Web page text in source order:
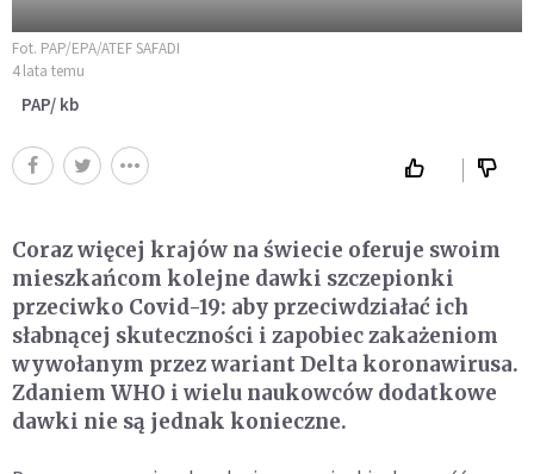
Fot. PAP/EPA/ATEF SAFADI
4 lata temu
PAP/ kb
Coraz więcej krajów na świecie oferuje swoim
mieszkańcom kolejne dawki szczepionki
przeciwko Covid-19: aby przeciwdziałać ich
słabnącej skuteczności i zapobiec zakażeniom
wywołanym przez wariant Delta koronawirusa.
Zdaniem WHO i wielu naukowców dodatkowe
dawki nie są jednak konieczne.